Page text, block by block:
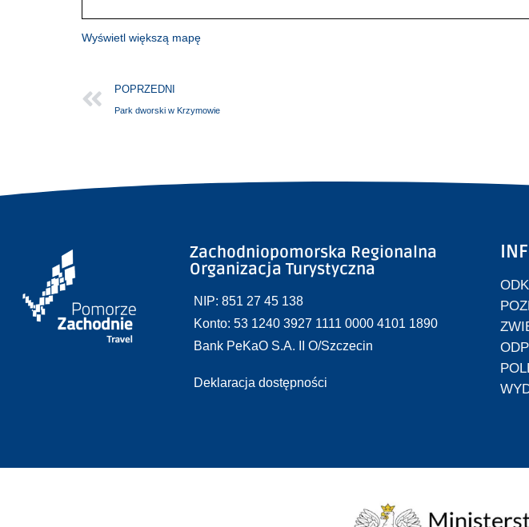
Wyświetl większą mapę
POPRZEDNI
Park dworski w Krzymowie
Zachodniopomorska Regionalna
Organizacja Turystyczna
NIP: 851 27 45 138
Konto: 53 1240 3927 1111 0000 4101 1890
Bank PeKaO S.A. II O/Szczecin
Deklaracja dostępności